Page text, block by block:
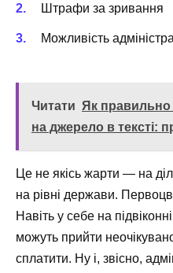
Штрафи за зривання
Можливість
Читати Як
на джерело в тексті:
Це не якісь жарти — на
на рівні держави.
Навіть у себе на
можуть прийти
сплатити. Ну і, звісно,